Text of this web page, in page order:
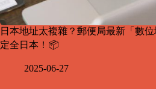
日本地址太複雜？郵便局最新「數
定全日本！📦
2025-06-27